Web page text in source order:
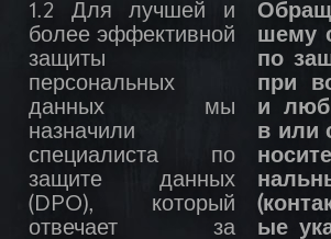
1.2 Для лучшей и
более эффективной
защиты
персональных
данных мы
назначили
специалиста по
защите данных
(DPO), который
отвечает за
шему
по
при
и
в или
ые